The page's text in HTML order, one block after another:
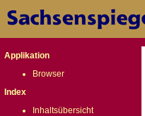
Applikation
Browser
Index
Inhaltsübersicht